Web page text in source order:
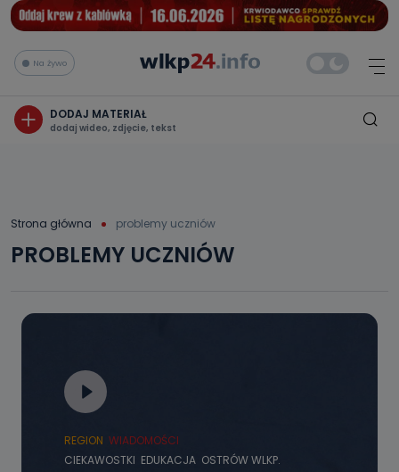
Na żywo
DODAJ MATERIAŁ
dodaj wideo, zdjęcie, tekst
Strona główna problemy uczniów
PROBLEMY UCZNIÓW
REGION WIADOMOŚCI
CIEKAWOSTKI EDUKACJA OSTRÓW WLKP.